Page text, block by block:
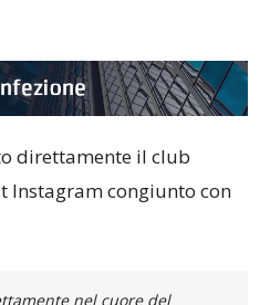
direttamente il club
congiunto con
nel cuore del